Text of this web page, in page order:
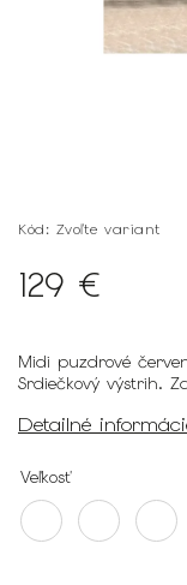
Kód: Zvoľte variant
129 €
Midi puzdrové
Srdiečkový výstrih.
Detailné
Veľkosť